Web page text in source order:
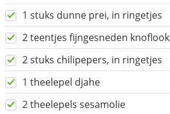
1 stuks dunne prei, in ringetjes
2 teentjes fijngesneden knoflook
2 stuks chilipepers, in ringetjes
1 theelepel djahe
2 theelepels sesamolie